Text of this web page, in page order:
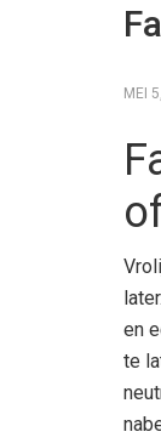
MEI
en
te